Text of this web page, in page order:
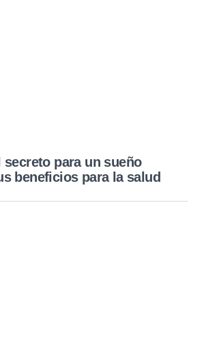
secreto para un sueño
beneficios para la salud